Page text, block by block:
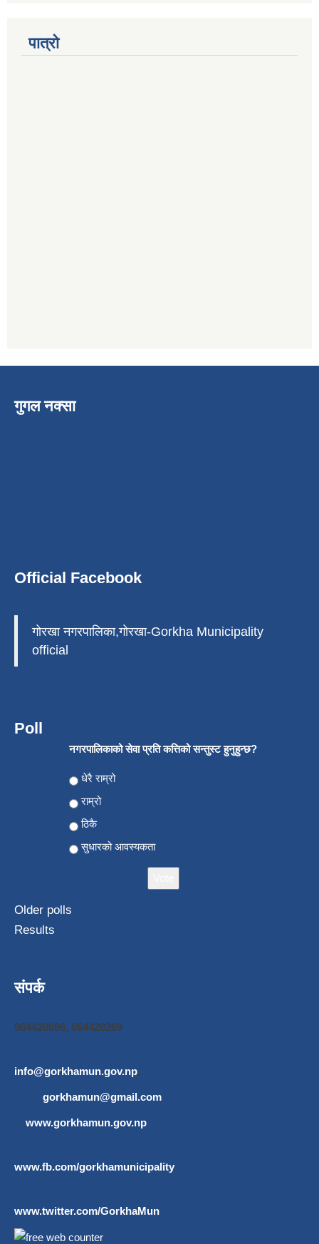
पात्रो
गुगल नक्सा
Official Facebook
गोरखा नगरपालिका,गोरखा-Gorkha Municipality
official
Poll
नगरपालिकाको सेवा प्रति कत्तिको सन्तुस्ट हुनुहुन्छ?
Choices
धेरै राम्रो
राम्रो
ठिकै
सुधारको आवस्यकता
Older polls
Results
संपर्क
064420696, 064420269
info@gorkhamun.gov.np,
gorkhamun@gmail.com
www.gorkhamun.gov.np
www.fb.com/gorkhamunicipality
www.twitter.com/GorkhaMun